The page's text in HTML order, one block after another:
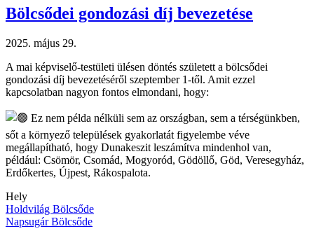
nap)
Bölcsődei gondozási díj bevezetése
2025. május 29.
A mai képviselő-testületi ülésen döntés született a bölcsődei
gondozási díj bevezetéséről szeptember 1-től. Amit ezzel
kapcsolatban nagyon fontos elmondani, hogy:
Ez nem példa nélküli sem az országban, sem a térségünkben,
sőt a környező települések gyakorlatát figyelembe véve
megállapítható, hogy Dunakeszit leszámítva mindenhol van,
például: Csömör, Csomád, Mogyoród, Gödöllő, Göd, Veresegyház,
Erdőkertes, Újpest, Rákospalota.
Hely
Holdvilág Bölcsőde
Napsugár Bölcsőde